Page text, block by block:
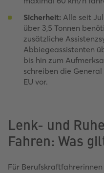
Sicherheit: Alle seit
über 3,5 Tonnen
zusätzliche
Abbiegeassistenten
bis hin zum
schreiben die
EU vor.
Lenk- und
Fahren: Was
Für